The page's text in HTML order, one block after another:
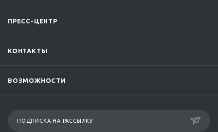
ПРЕСС-ЦЕНТР
КОНТАКТЫ
ВОЗМОЖНОСТИ
ПОДПИСКА НА РАССЫЛКУ